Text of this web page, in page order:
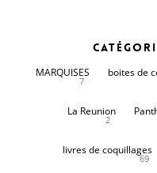
MARQUISES
7
boites de
La Reunion
2
livres de coquillages
69